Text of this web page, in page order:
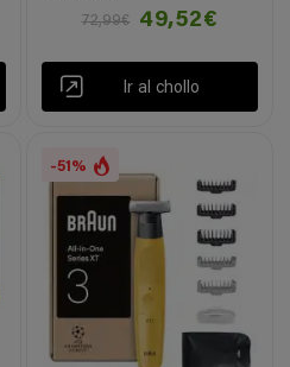
72,99€
49,52€
Ir al chollo
-51%